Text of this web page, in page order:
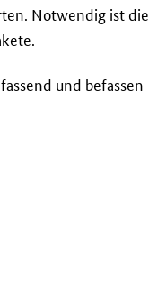
Notwendig ist die
und befassen